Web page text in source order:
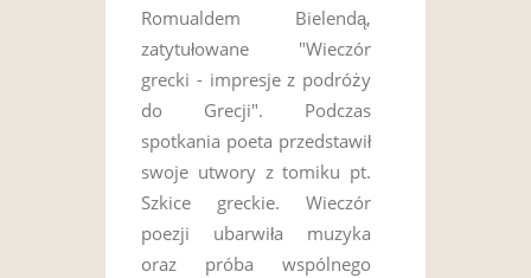
Romualdem Bielendą,
zatytułowane "Wieczór
grecki - impresje z podróży
do Grecji". Podczas
spotkania poeta przedstawił
swoje utwory z tomiku pt.
Szkice greckie. Wieczór
poezji ubarwiła muzyka
oraz próba wspólnego